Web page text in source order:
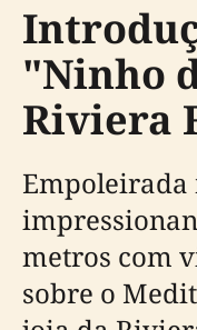
"Ninho
Riviera
Empoleirada
metros com
sobre o